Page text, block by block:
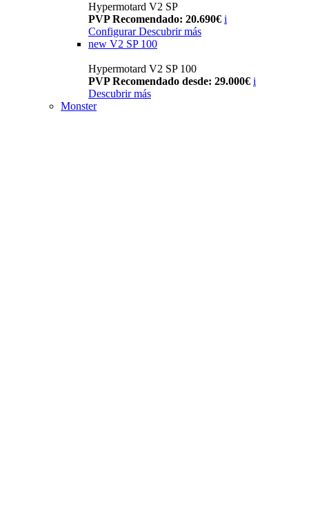
Hypermotard V2 SP
PVP Recomendado: 20.690€ i
Configurar Descubrir más
new V2 SP 100
Hypermotard V2 SP 100
PVP Recomendado desde: 29.000€ i
Descubrir más
Monster